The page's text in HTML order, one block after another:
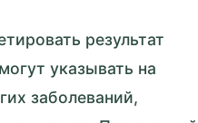
результат
указывать на
заболеваний,